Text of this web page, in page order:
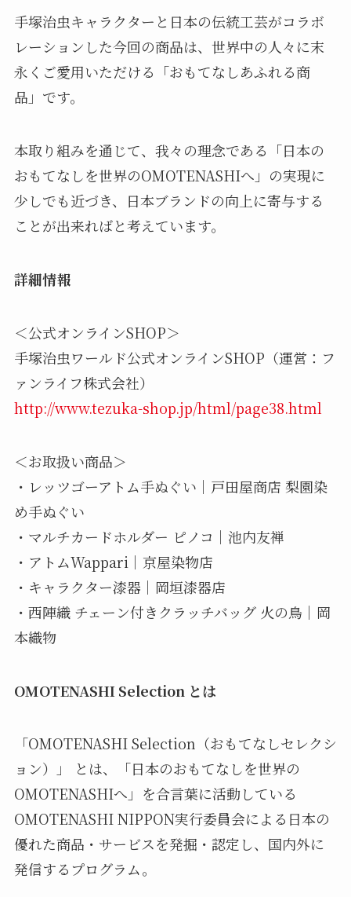
手塚治虫キャラクターと日本の伝統工芸がコラボ
レーションした今回の商品は、世界中の人々に末
永くご愛用いただける「おもてなしあふれる商
品」です。
本取り組みを通じて、我々の理念である「日本の
おもてなしを世界のOMOTENASHIへ」の実現に
少しでも近づき、日本ブランドの向上に寄与する
ことが出来ればと考えています。
詳細情報
＜公式オンラインSHOP＞
手塚治虫ワールド公式オンラインSHOP（運営：フ
ァンライフ株式会社）
http://www.tezuka-shop.jp/html/page38.html
＜お取扱い商品＞
・レッツゴーアトム手ぬぐい｜戸田屋商店 梨園染
め手ぬぐい
・マルチカードホルダー ピノコ｜池内友禅
・アトムWappari｜京屋染物店
・キャラクター漆器｜岡垣漆器店
・西陣織 チェーン付きクラッチバッグ 火の鳥｜岡
本織物
OMOTENASHI Selection とは
「OMOTENASHI Selection（おもてなしセレクシ
ョン）」 とは、「日本のおもてなしを世界の
OMOTENASHIへ」を合言葉に活動している
OMOTENASHI NIPPON実行委員会による日本の
優れた商品・サービスを発掘・認定し、国内外に
発信するプログラム。